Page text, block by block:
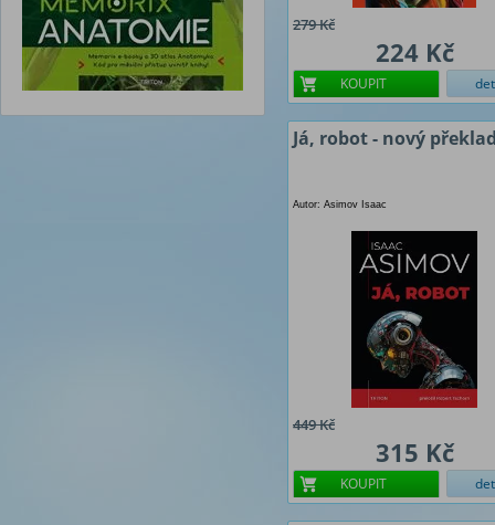
279 Kč
224 Kč
KOUPIT
Já, robot - nový
Autor: Asimov Isaac
449 Kč
315 Kč
KOUPIT